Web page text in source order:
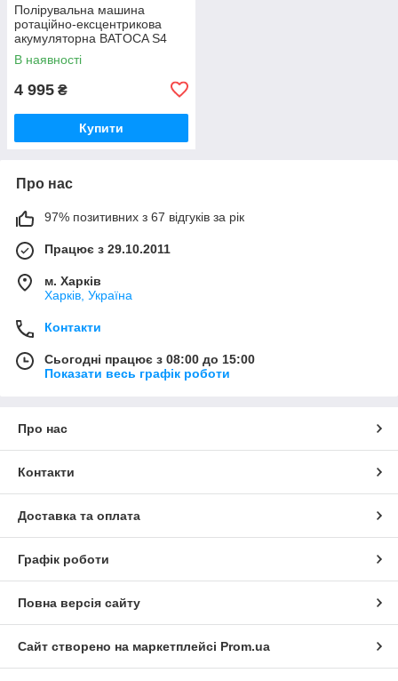
Полірувальна машина
ротаційно-ексцентрикова
акумуляторна BATOCA S4
SET1(бесщеточная, 2 АКБ
2.5 Ач
В наявності
4 995 ₴
Купити
Про нас
97% позитивних з 67 відгуків за рік
Працює з 29.10.2011
м. Харків
Харків, Україна
Контакти
Сьогодні працює з 08:00 до 15:00
Показати весь графік роботи
Про нас
Контакти
Доставка та оплата
Графік роботи
Повна версія сайту
Сайт створено на маркетплейсі Prom.ua